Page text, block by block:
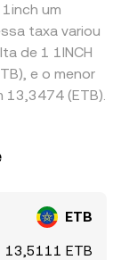
um
taxa variou
de 1 1INCH
e o menor
13,3474 (ETB).
ETB
13,5111 ETB